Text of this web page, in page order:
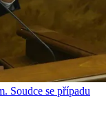
Soudce se případu